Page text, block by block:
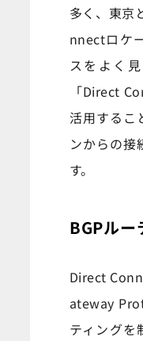
多く、東京
nnectロケ
スをよく
「Direct
活用するこ
ンからの接
す。
BGPルー
Direct
ateway
ティングを